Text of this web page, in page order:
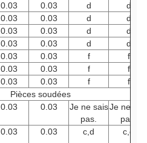
0.03 0.03 d
d
0.03 0.03 d
d
0.03 0.03 d
d
0.03 0.03 d
d
0.03 0.03 f
f
0.03 0.03 f
f
0.03 0.03 f
f
Pièces soudées
0.03 0.03
Je ne sais
pas.
Je ne
pas.
0.03 0.03 c,d c,d